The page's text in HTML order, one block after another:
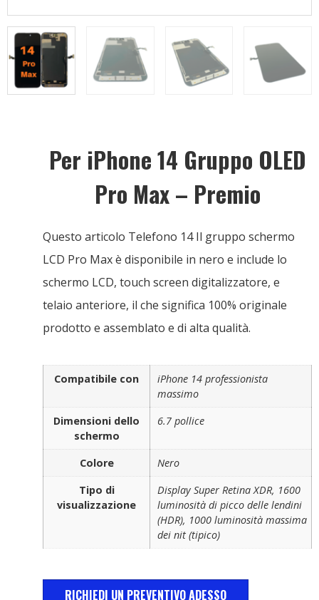
Per iPhone 14 Gruppo OLED
Pro Max – Premio
Questo articolo Telefono 14 Il gruppo schermo
LCD Pro Max è disponibile in nero e include lo
schermo LCD, touch screen digitalizzatore, e
telaio anteriore, il che significa 100% originale
prodotto e assemblato e di alta qualità.
Compatibile con
iPhone 14 professionista
massimo
Dimensioni dello
schermo
6.7 pollice
Colore
Nero
Tipo di
visualizzazione
Display Super Retina XDR, 1600
luminosità di picco delle lendini
(HDR), 1000 luminosità massima
dei nit (tipico)
RICHIEDI UN PREVENTIVO ADESSO